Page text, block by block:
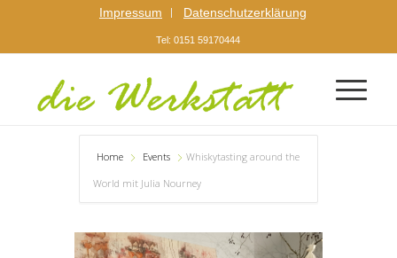
Impressum Datenschutzerklärung
Tel: 0151 59170444
Home Events
Whiskytasting around the
World mit Julia Nourney